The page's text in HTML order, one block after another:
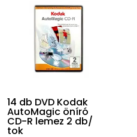
14 db DVD Kodak
AutoMagic öníró
CD-R lemez 2 db/
tok